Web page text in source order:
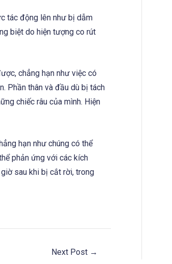
tác động lên như bị dẫm
biệt do hiện tượng co rút
chẳng hạn như việc có
Phần thân và đầu dù bị tách
chiếc râu của mình. Hiện
hạn như chúng có thể
phản ứng với các kích
sau khi bị cắt rời, trong
Next Post →